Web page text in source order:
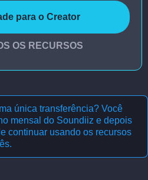
para o Creator
OS RECURSOS
única transferência? Você
mensal do Soundiiz e depois
continuar usando os recursos